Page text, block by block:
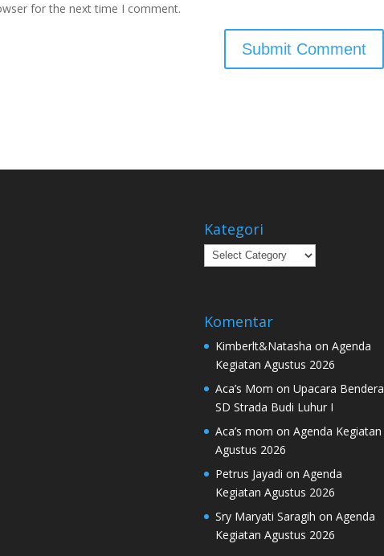
for the next time I comment.
Kategori
Kategori
Komentar
Kimberlt&Natasha on Agenda
Kegiatan Agustus 2026
Aca’s Mom on Upacara Bendera
SD Strada Budi Luhur I
Aca’s mom on Agenda Kegiatan
Agustus 2026
Petrus Jayadi on Agenda
Kegiatan Agustus 2026
Sry Maryati Saragih on Agenda
Kegiatan Agustus 2026